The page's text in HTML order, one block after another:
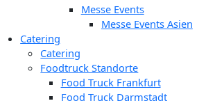
Messe Events
Messe Events Asien
Catering
Catering
Foodtruck Standorte
Food Truck Frankfurt
Food Truck Darmstadt